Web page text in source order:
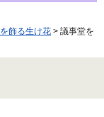
飾る生け花 > 議事堂を